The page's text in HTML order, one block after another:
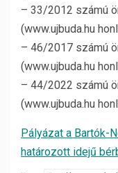
– 33/2012 számú
(www.ujbuda.hu
– 46/2017 számú
(www.ujbuda.hu
– 44/2022 számú
(www.ujbuda.hu
Pályázat a Bartók-
határozott idejű